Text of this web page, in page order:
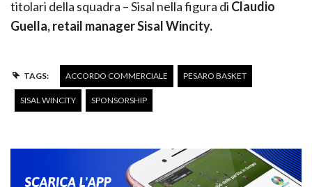
titolari della squadra – Sisal nella figura di Claudio
Guella, retail manager Sisal Wincity.
TAGS: ACCORDO COMMERCIALE PESARO BASKET
SISAL WINCITY SPONSORSHIP